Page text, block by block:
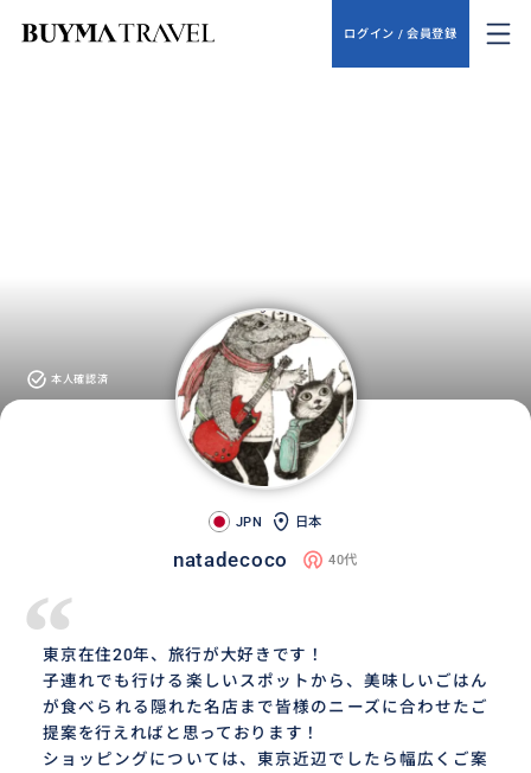
ログイン / 会員登録
本人確認済
JPN 日本
natadecoco 40代
“
東京在住20年、旅行が大好きです！
子連れでも行ける楽しいスポットから、美味しいごはん
が食べられる隠れた名店まで皆様のニーズに合わせたご
提案を行えればと思っております！
ショッピングについては、東京近辺でしたら幅広くご案